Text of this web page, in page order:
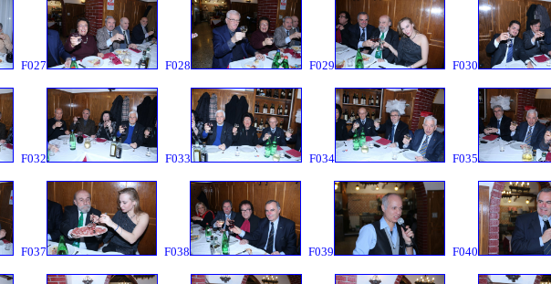
F027 F028 F029 F030
F032 F033 F034 F035
F037 F038 F039 F040